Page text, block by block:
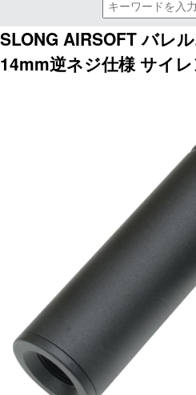
SLONG AIRSOFT バレ
14mm逆ネジ仕様 サイ